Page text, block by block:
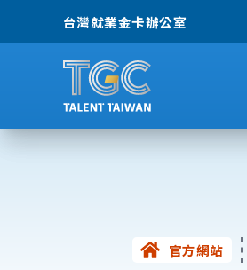
台灣就業金卡辦公室
官方網站